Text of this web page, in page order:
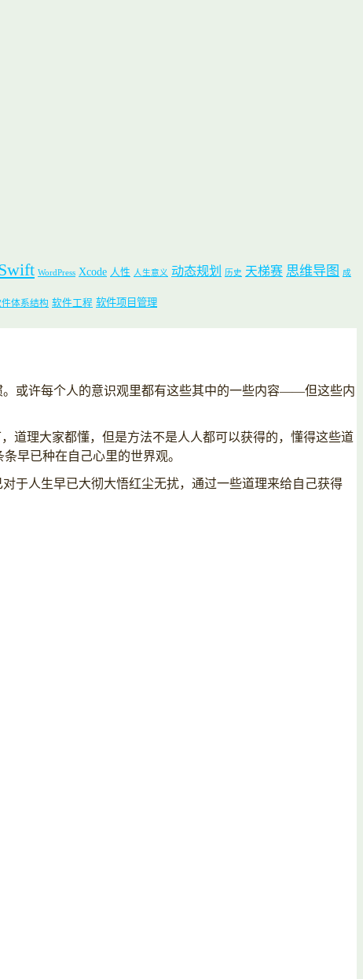
WordPress Xcode 人性 人生意义 动态规划 历史 天梯赛 思维导图 成
体系结构 软件工程 软件项目管理
或许每个人的意识观里都有这些其中的一些内容——但这些内
道理大家都懂，但是方法不是人人都可以获得的，懂得这些道
早已种在自己心里的世界观。
于人生早已大彻大悟红尘无扰，通过一些道理来给自己获得